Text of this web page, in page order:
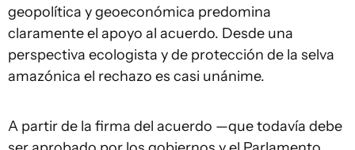
geopolítica y geoeconómica predomina
claramente el apoyo al acuerdo. Desde una
perspectiva ecologista y de protección de la selva
amazónica el rechazo es casi unánime.
A partir de la firma del acuerdo —que todavía debe